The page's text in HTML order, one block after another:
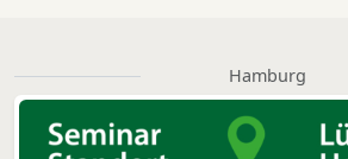
Hamburg